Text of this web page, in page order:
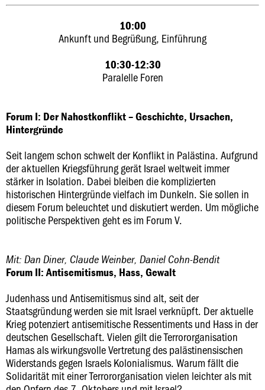
10:00
Ankunft und Begrüßung, Einführung
10:30-12:30
Paralelle Foren
Forum I: Der Nahostkonflikt – Geschichte, Ursachen,
Hintergründe
Seit langem schon schwelt der Konflikt in Palästina. Aufgrund
der aktuellen Kriegsführung gerät Israel weltweit immer
stärker in Isolation. Dabei bleiben die komplizierten
historischen Hintergründe vielfach im Dunkeln. Sie sollen in
diesem Forum beleuchtet und diskutiert werden. Um mögliche
politische Perspektiven geht es im Forum V.
Mit: Dan Diner, Claude Weinber, Daniel Cohn-Bendit
Forum II: Antisemitismus, Hass, Gewalt
Judenhass und Antisemitismus sind alt, seit der
Staatsgründung werden sie mit Israel verknüpft. Der aktuelle
Krieg potenziert antisemitische Ressentiments und Hass in der
deutschen Gesellschaft. Vielen gilt die Terrororganisation
Hamas als wirkungsvolle Vertretung des palästinensischen
Widerstands gegen Israels Kolonialismus. Warum fällt die
Solidarität mit einer Terrororganisation vielen leichter als mit